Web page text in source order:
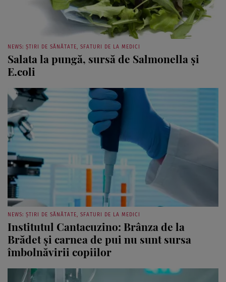
Salata la pungă, sursă de Salmonella şi
E.coli
Institutul Cantacuzino: Brânza de la
Brădet şi carnea de pui nu sunt sursa
îmbolnăvirii copiilor